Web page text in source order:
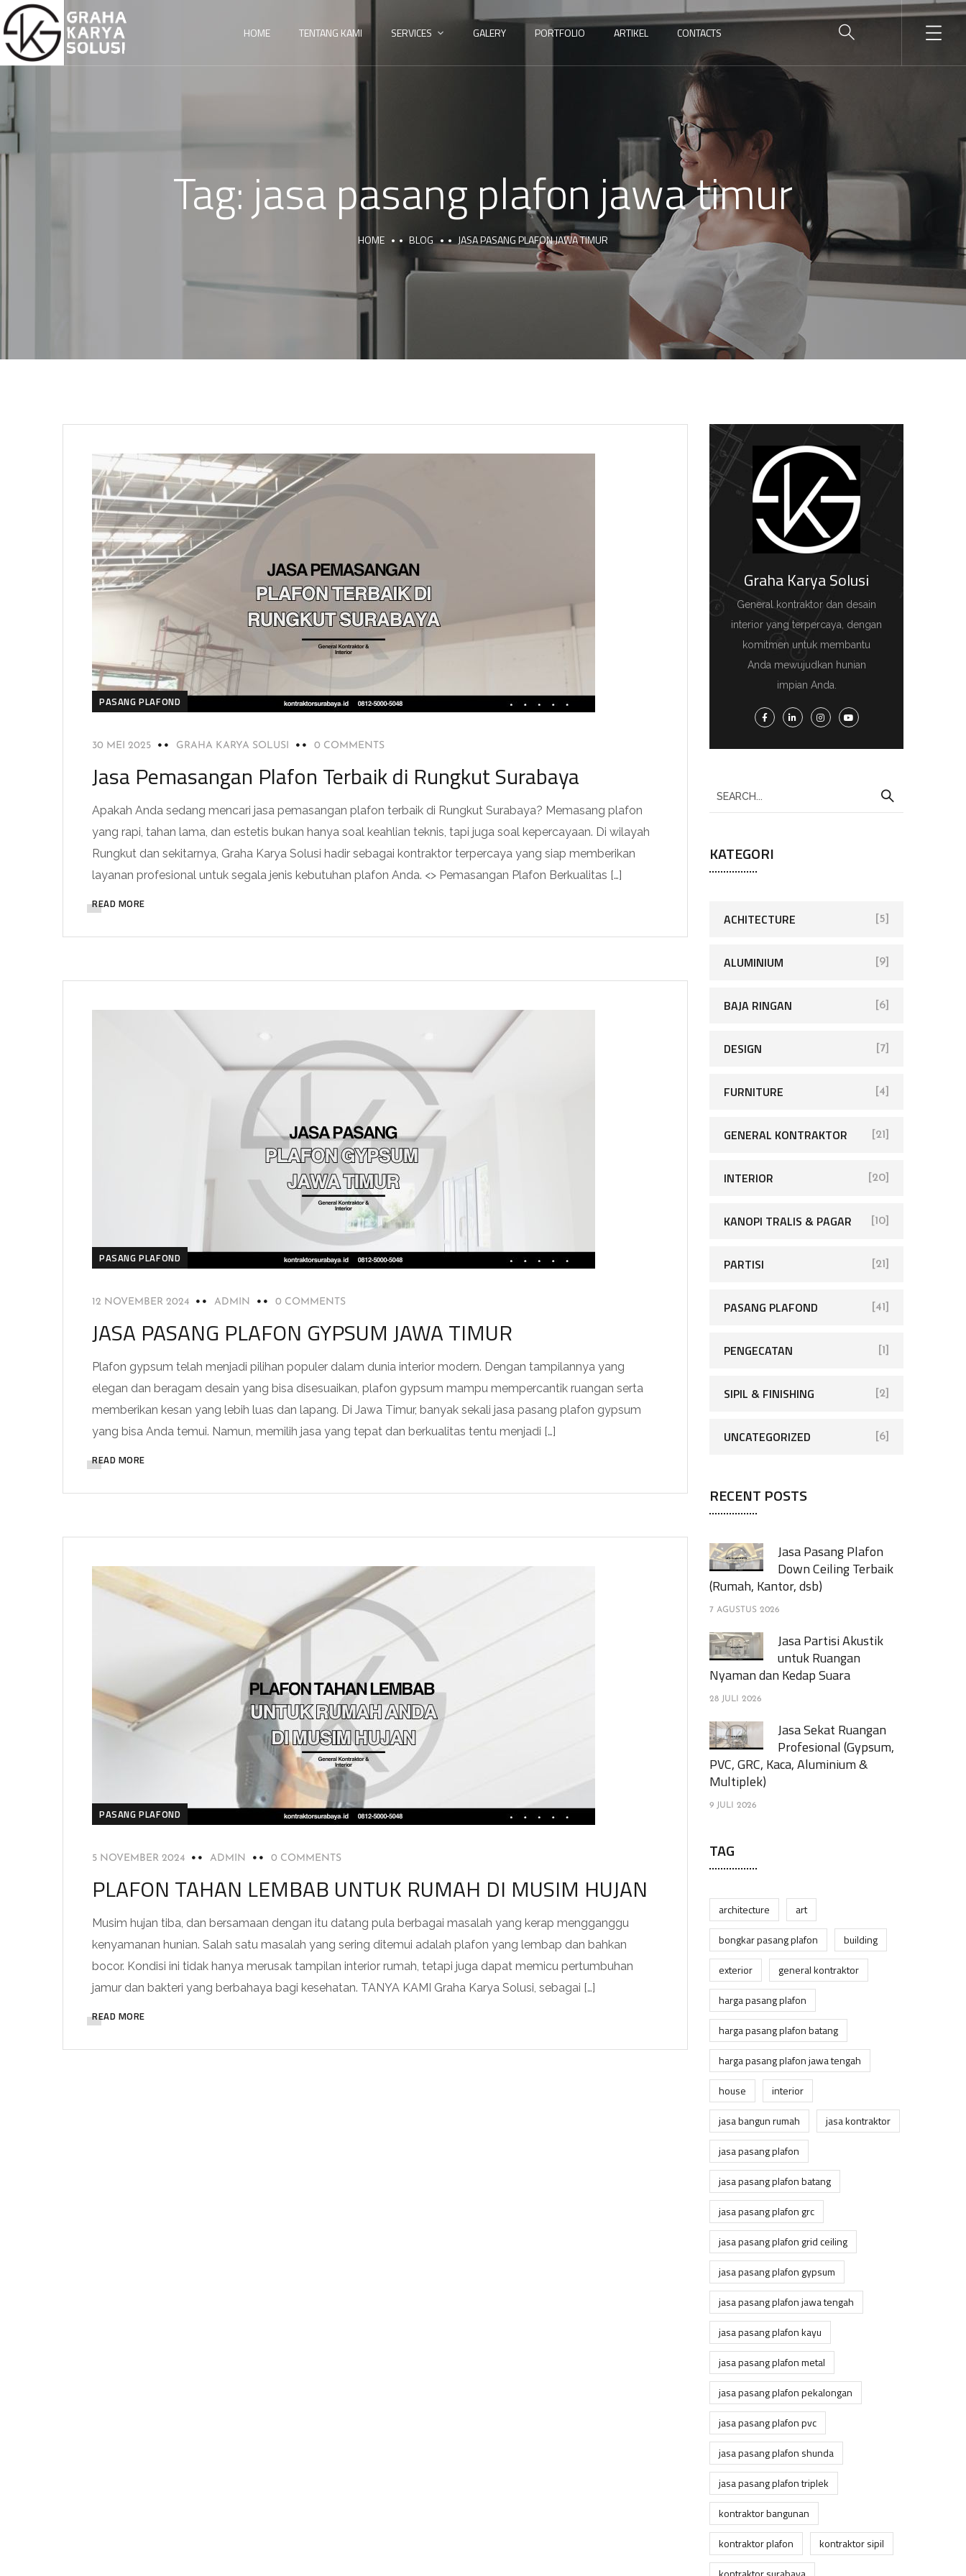
HOME TENTANG KAMI SERVICES GALERY PORTFOLIO ARTIKEL CONTACTS
Tag: jasa pasang plafon jawa timur
HOME BLOG JASA PASANG PLAFON JAWA TIMUR
PASANG PLAFOND
30 MEI 2025 GRAHA KARYA SOLUSI 0 COMMENTS
Jasa Pemasangan Plafon Terbaik di Rungkut Surabaya
Apakah Anda sedang mencari jasa pemasangan plafon terbaik di Rungkut Surabaya? Memasang plafon
yang rapi, tahan lama, dan estetis bukan hanya soal keahlian teknis, tapi juga soal kepercayaan. Di wilayah
Rungkut dan sekitarnya, Graha Karya Solusi hadir sebagai kontraktor terpercaya yang siap memberikan
layanan profesional untuk segala jenis kebutuhan plafon Anda. <> Pemasangan Plafon Berkualitas […]
READ MORE
PASANG PLAFOND
12 NOVEMBER 2024 ADMIN 0 COMMENTS
JASA PASANG PLAFON GYPSUM JAWA TIMUR
Plafon gypsum telah menjadi pilihan populer dalam dunia interior modern. Dengan tampilannya yang
elegan dan beragam desain yang bisa disesuaikan, plafon gypsum mampu mempercantik ruangan serta
memberikan kesan yang lebih luas dan lapang. Di Jawa Timur, banyak sekali jasa pasang plafon gypsum
yang bisa Anda temui. Namun, memilih jasa yang tepat dan berkualitas tentu menjadi […]
READ MORE
PASANG PLAFOND
5 NOVEMBER 2024 ADMIN 0 COMMENTS
PLAFON TAHAN LEMBAB UNTUK RUMAH DI MUSIM HUJAN
Musim hujan tiba, dan bersamaan dengan itu datang pula berbagai masalah yang kerap mengganggu
kenyamanan hunian. Salah satu masalah yang sering ditemui adalah plafon yang lembap dan bahkan
bocor. Kondisi ini tidak hanya merusak tampilan interior rumah, tetapi juga dapat memicu pertumbuhan
jamur dan bakteri yang berbahaya bagi kesehatan. TANYA KAMI Graha Karya Solusi, sebagai […]
READ MORE
Graha Karya Solusi
General kontraktor dan desain
interior yang terpercaya, dengan
komitmen untuk membantu
Anda mewujudkan hunian
impian Anda.
KATEGORI
ACHITECTURE [5]
ALUMINIUM [9]
BAJA RINGAN [6]
DESIGN [7]
FURNITURE [4]
GENERAL KONTRAKTOR [21]
INTERIOR [20]
KANOPI TRALIS & PAGAR [10]
PARTISI [21]
PASANG PLAFOND [41]
PENGECATAN [1]
SIPIL & FINISHING [2]
UNCATEGORIZED [6]
RECENT POSTS
Jasa Pasang Plafon
Down Ceiling Terbaik
(Rumah, Kantor, dsb)
7 AGUSTUS 2026
Jasa Partisi Akustik
untuk Ruangan
Nyaman dan Kedap Suara
28 JULI 2026
Jasa Sekat Ruangan
Profesional (Gypsum,
PVC, GRC, Kaca, Aluminium &
Multiplek)
9 JULI 2026
TAG
architecture
art
bongkar pasang plafon
building
exterior
general kontraktor
harga pasang plafon
harga pasang plafon batang
harga pasang plafon jawa tengah
house
interior
jasa bangun rumah
jasa kontraktor
jasa pasang plafon
jasa pasang plafon batang
jasa pasang plafon grc
jasa pasang plafon grid ceiling
jasa pasang plafon gypsum
jasa pasang plafon jawa tengah
jasa pasang plafon kayu
jasa pasang plafon metal
jasa pasang plafon pekalongan
jasa pasang plafon pvc
jasa pasang plafon shunda
jasa pasang plafon triplek
kontraktor bangunan
kontraktor plafon
kontraktor sipil